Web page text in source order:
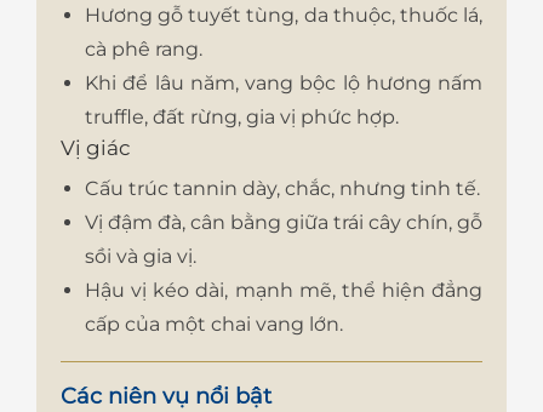
Hương gỗ tuyết tùng, da thuộc, thuốc lá,
cà phê rang.
Khi để lâu năm, vang bộc lộ hương nấm
truffle, đất rừng, gia vị phức hợp.
Vị giác
Cấu trúc tannin dày, chắc, nhưng tinh tế.
Vị đậm đà, cân bằng giữa trái cây chín, gỗ
sồi và gia vị.
Hậu vị kéo dài, mạnh mẽ, thể hiện đẳng
cấp của một chai vang lớn.
Các niên vụ nổi bật